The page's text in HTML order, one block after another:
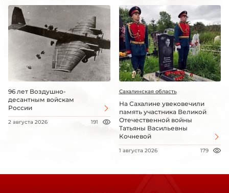
96 лет Воздушно-
десантным войскам
России
2 августа 2026 191
Сахалинская область
На Сахалине увековечили
память участника Великой
Отечественной войны
Татьяны Васильевны
Кочневой
1 августа 2026 179